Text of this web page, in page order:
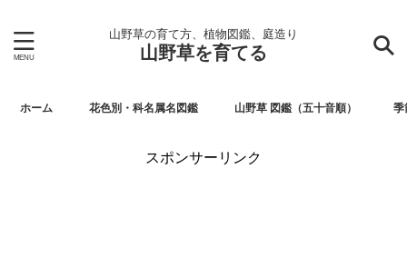
山野草の育て方、植物図鑑、庭造り
山野草を育てる
ホーム 花色別・科名属名図鑑 山野草 図鑑（五十音順） 季
スポンサーリンク